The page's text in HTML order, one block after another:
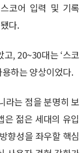
코어 입력 및 기록
다.
, 20~30대는 ‘스코
용하는 양상이었다.
라는 점을 분명히 보
젊은 세대의 유입
향성을 좌우할 핵심